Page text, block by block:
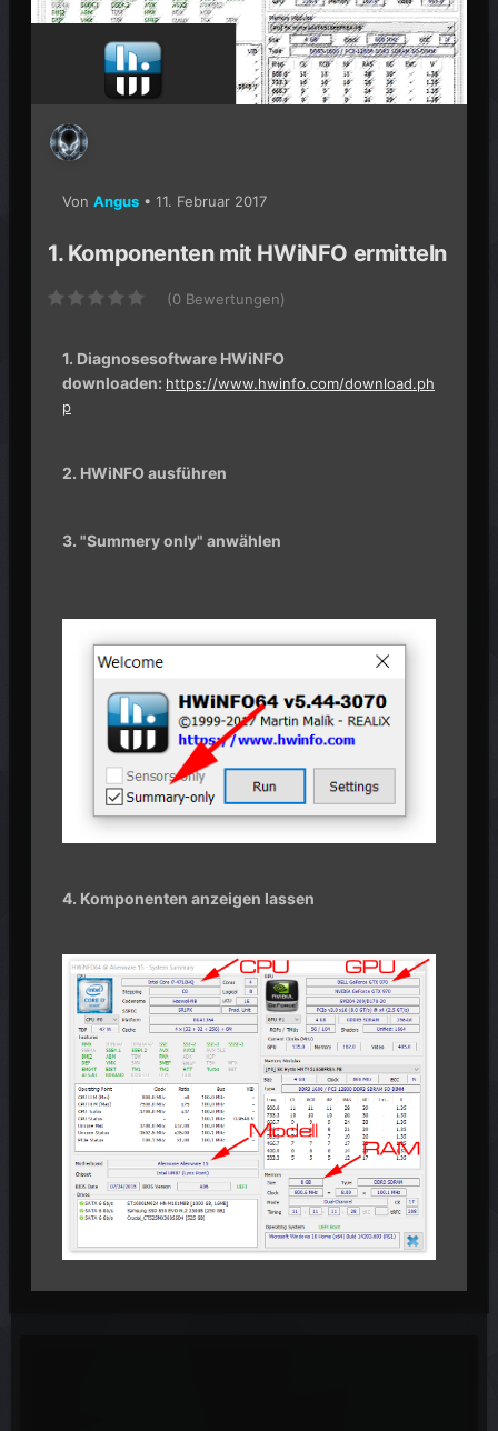
Von Angus • 11. Februar 2017
1. Komponenten mit HWiNFO ermitteln
(0 Bewertungen)
1. Diagnosesoftware HWiNFO
downloaden: https://www.hwinfo.com/download.ph
p
2. HWiNFO ausführen
3. "Summery only" anwählen
4. Komponenten anzeigen lassen